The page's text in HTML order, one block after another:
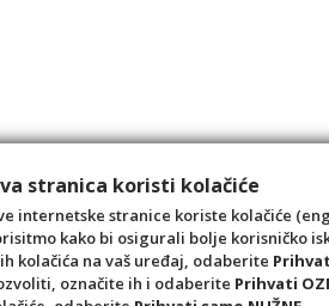
stranica koristi kolačiće
internetske stranice koriste kolačiće
kako bi osigurali bolje korisničko
kolačića na vaš uređaj, odaberite
označite ih i odaberite Prihvati